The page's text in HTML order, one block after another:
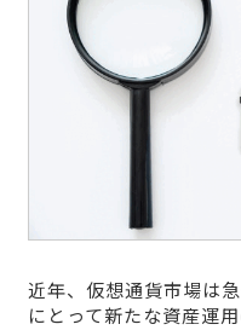
近年、仮想通貨市場は
にとって新たな資産運